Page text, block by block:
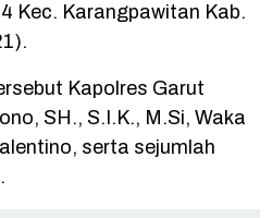
Kec. Karangpawitan Kab.
Kapolres Garut
SH., S.I.K., M.Si, Waka
serta sejumlah